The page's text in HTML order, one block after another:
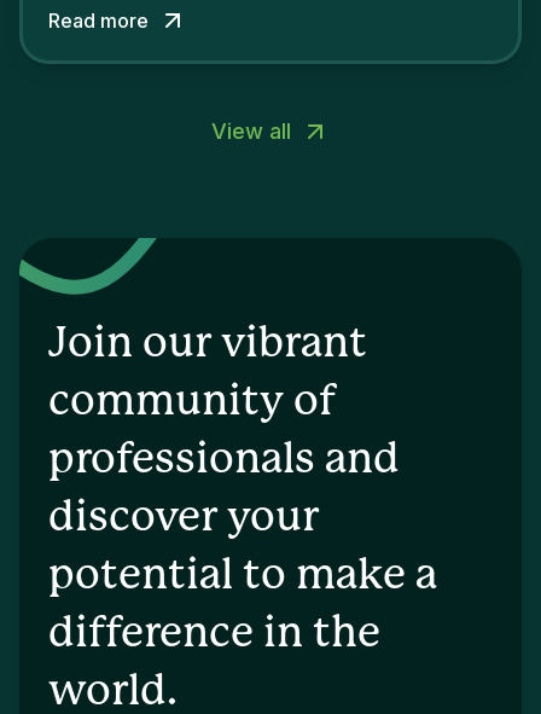
Read more
View all
Join our vibrant
community of
professionals and
discover your
potential to make a
difference in the
world.